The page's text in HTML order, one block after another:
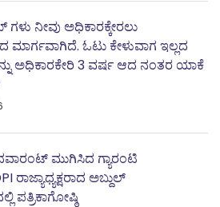
ಗಳು ನೀವು ಅಧಿಕಾರಕ್ಕೇರಲು
ಓಟು ಕೇಳುವಾಗ ಇಲ್ಲದ
ಅಧಿಕಾರಕೇರಿ 3 ವರ್ಷ ಆದ ನಂತರ ಯಾಕೆ
ಮುಗಿಸಿದ ಗ್ಯಾರಂಟಿ
ರಾಜ್ಯಾಧ್ಯಕ್ಷರಾದ ಅಬ್ದುಲ್
ಪತ್ರಿಕಾಗೋಷ್ಠಿ